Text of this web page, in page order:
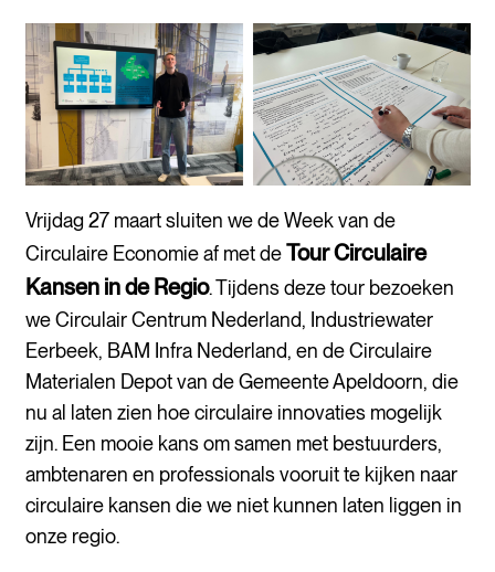
Vrijdag 27 maart sluiten we de Week van de
Circulaire Economie af met deTour Circulaire
Kansen in de Regio. Tijdens deze tour bezoeken
we Circulair Centrum Nederland, Industriewater
Eerbeek, BAM Infra Nederland, en de Circulaire
Materialen Depot van de Gemeente Apeldoorn, die
nu al laten zien hoe circulaire innovaties mogelijk
zijn. Een mooie kans om samen met bestuurders,
ambtenaren en professionals vooruit te kijken naar
circulaire kansen die we niet kunnen laten liggen in
onze regio.